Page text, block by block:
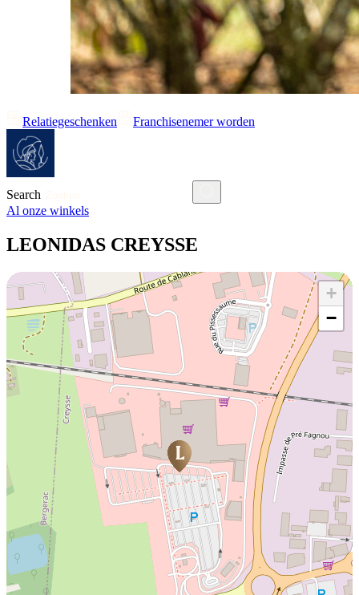
Relatiegeschenken Franchisenemer worden
Search
Al onze winkels
LEONIDAS CREYSSE
+
−